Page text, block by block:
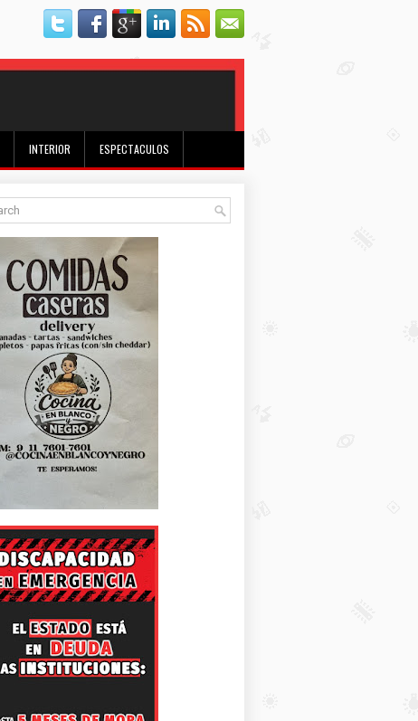
INTERIOR ESPECTACULOS